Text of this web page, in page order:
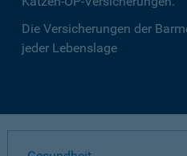
Die Versicherungen der
jeder Lebenslage